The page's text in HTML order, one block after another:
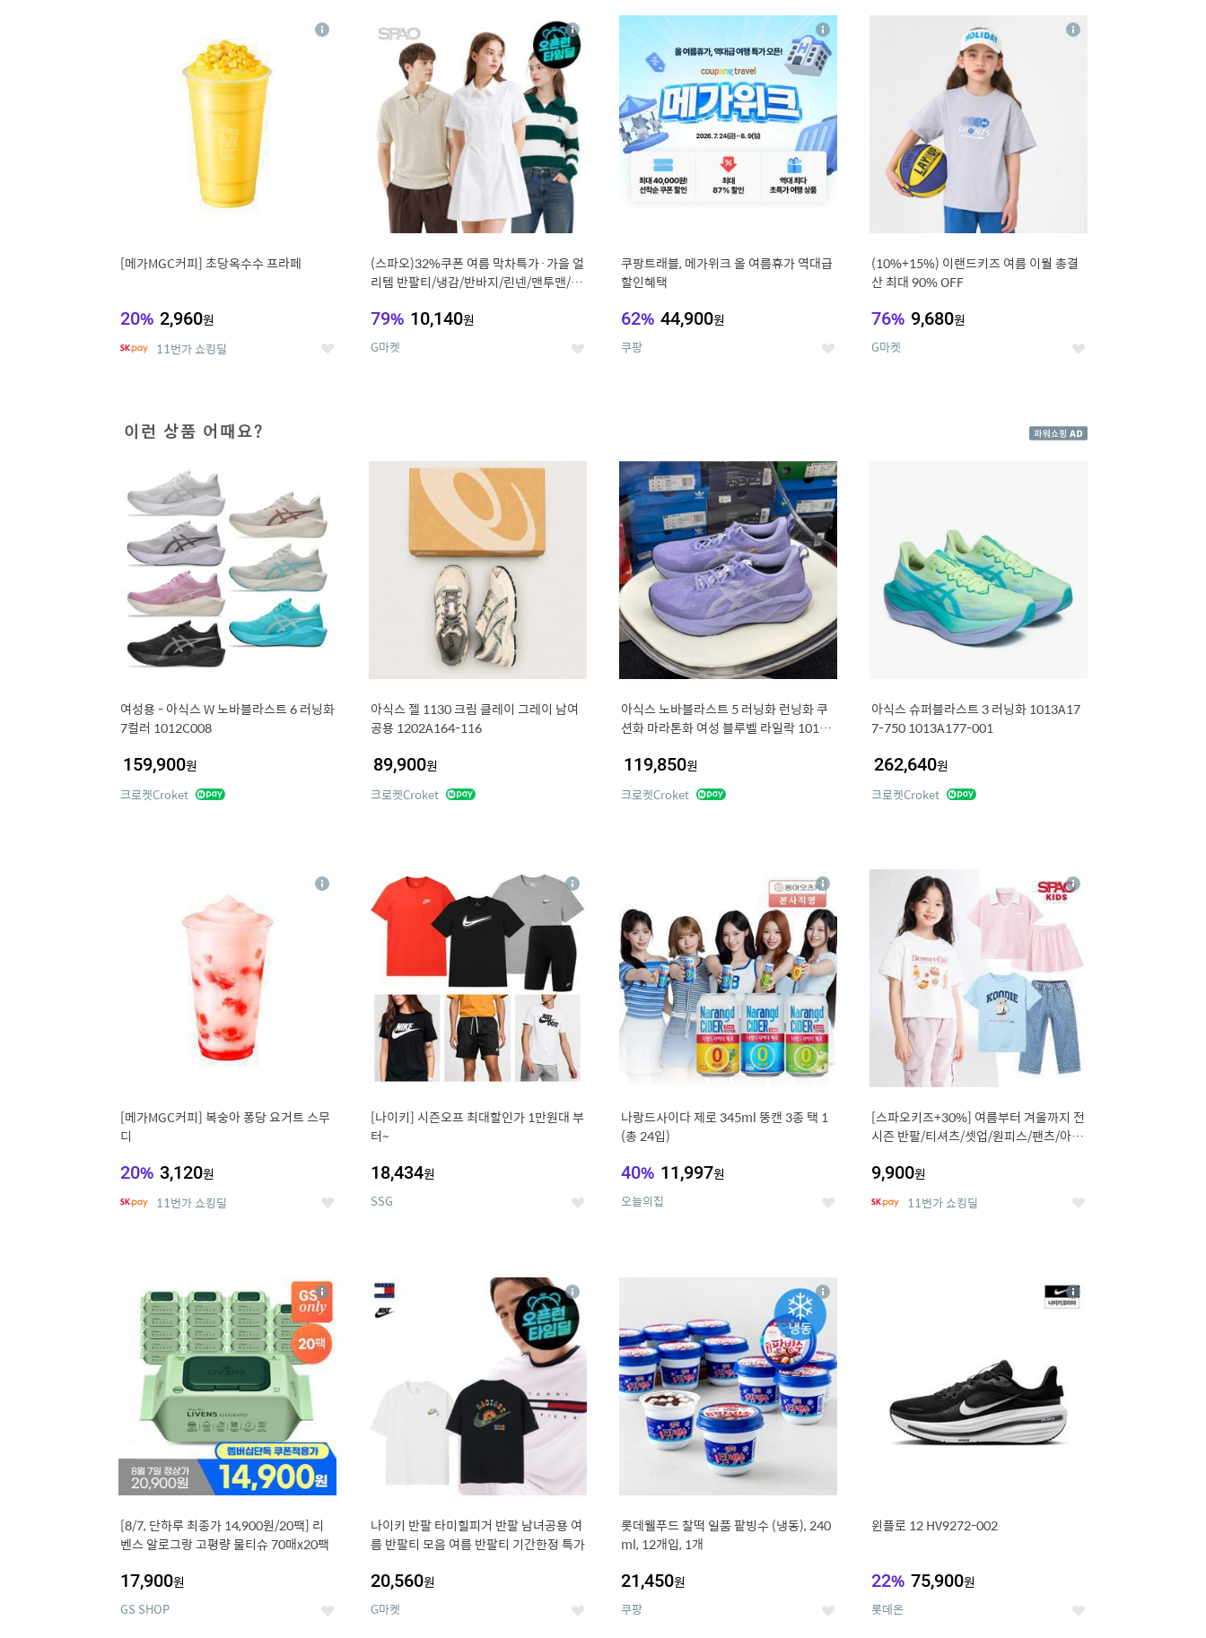
[메가MGC커피] 초당옥수수 프라페
20% 2,960원
11번가 쇼킹딜 좋
상
(스파오)32%쿠폰 여름 막차특가·가을 얼
리템 반팔티/냉감/반바지/린넨/맨투맨/슬
79% 10,140원
G마켓 좋
상
세
7
쿠팡트래블, 메가위크 올 여름휴가 역대급
할인혜택
62% 44,900원
쿠팡 좋
상
세
(10%+15%) 이랜드키즈 여름 이월 총결
산 최대 90% OFF
76% 9,680원
G마켓 좋
상
이런 상품 어때요?
여성용 - 아식스 W 노바블라스트 6 러닝화
7컬러 1012C008
159,900원
크로켓Croket
아식스 젤 1130 크림 클레이 그레이 남여
공용 1202A164-116
89,900원
크로켓Croket
아식스 노바블라스트 5 러닝화 런닝화 쿠
션화 마라톤화 여성 블루벨 라일락 1012B
119,850원
크로켓Croket
아식스 슈퍼블라스트 3 러닝화 1013A17
7-750 1013A177-001
262,640원
크로켓Croket
[메가MGC커피] 복숭아 퐁당 요거트 스무
디
20% 3,120원
11번가 쇼킹딜 좋
상
10
[나이키] 시즌오프 최대할인가 1만원대 부
터~
18,434원
SSG 좋
상
세
나랑드사이다 제로 345ml 뚱캔 3종 택 1
(총 24입)
40% 11,997원
오늘의집 좋
상
세
12
[스파오키즈+30%] 여름부터 겨울까지 전
시즌 반팔/티셔츠/셋업/원피스/팬츠/아우
9,900원
11번가 쇼킹딜 좋
상
[8/7, 단하루 최종가 14,900원/20팩] 리
벤스 알로그랑 고평량 물티슈 70매x20팩
17,900원
GS SHOP 좋
상
세
14
나이키 반팔 타미힐피거 반팔 남녀공용 여
름 반팔티 모음 여름 반팔티 기간한정 특가
20,560원
G마켓 좋
상
세
롯데웰푸드 찰떡 일품 팥빙수 (냉동), 240
ml, 12개입, 1개
21,450원
쿠팡 좋
상
세
윈플로 12 HV9272-002
22% 75,900원
롯데온 좋
상
세